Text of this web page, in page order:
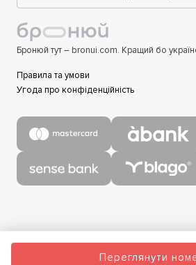
Переглянути
Бронюй тут – bronui.com. Кращий бо
Правила та умови
Угода про конфіденційність